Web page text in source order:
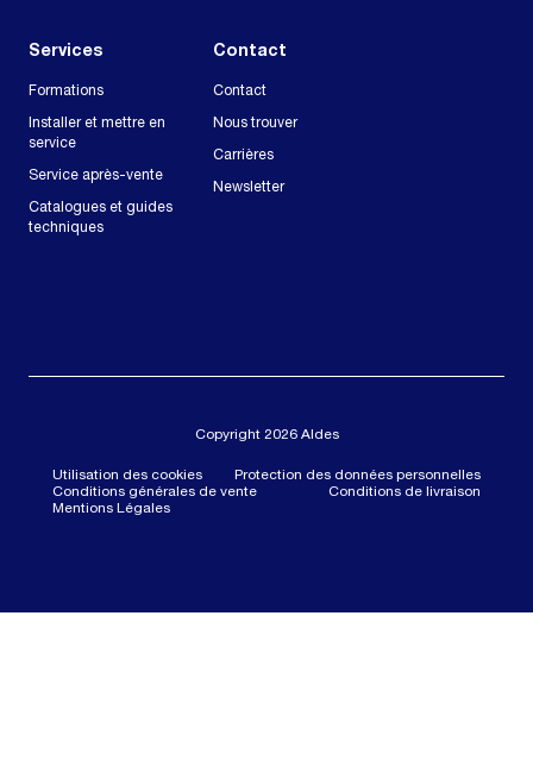
Services
Formations
Installer et mettre en
service
Service après-vente
Catalogues et guides
techniques
Contact
Contact
Nous trouver
Carrières
Newsletter
Copyright 2026 Aldes
Utilisation des cookies
Protection des données personnelles
Conditions générales de vente
Conditions de livraison
Mentions Légales